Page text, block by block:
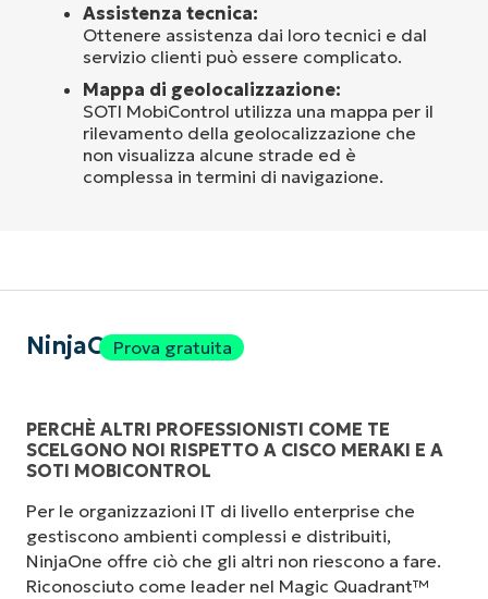
Assistenza tecnica:
Ottenere assistenza dai loro tecnici e dal
servizio clienti può essere complicato.
Mappa di geolocalizzazione:
SOTI MobiControl utilizza una mappa per il
rilevamento della geolocalizzazione che
non visualizza alcune strade ed è
complessa in termini di navigazione.
NinjaOneProva gratuita
PERCHÈ ALTRI PROFESSIONISTI COME TE
SCELGONO NOI RISPETTO A CISCO MERAKI E A
SOTI MOBICONTROL
Per le organizzazioni IT di livello enterprise che
gestiscono ambienti complessi e distribuiti,
NinjaOne offre ciò che gli altri non riescono a fare.
Riconosciuto come leader nel Magic Quadrant™